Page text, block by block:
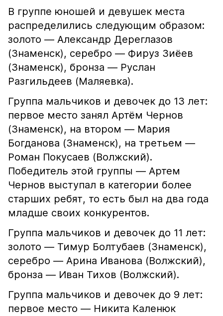
В группе юношей и девушек места
распределились следующим образом:
золото — Александр Дереглазов
(Знаменск), серебро — Фируз Зиёев
(Знаменск), бронза — Руслан
Разгильдеев (Маляевка).
Группа мальчиков и девочек до 13 лет:
первое место занял Артём Чернов
(Знаменск), на втором — Мария
Богданова (Знаменск), на третьем —
Роман Покусаев (Волжский).
Победитель этой группы — Артем
Чернов выступал в категории более
старших ребят, то есть был на два года
младше своих конкурентов.
Группа мальчиков и девочек до 11 лет:
золото — Тимур Болтубаев (Знаменск),
серебро — Арина Иванова (Волжский),
бронза — Иван Тихов (Волжский).
Группа мальчиков и девочек до 9 лет:
первое место — Никита Каленюк